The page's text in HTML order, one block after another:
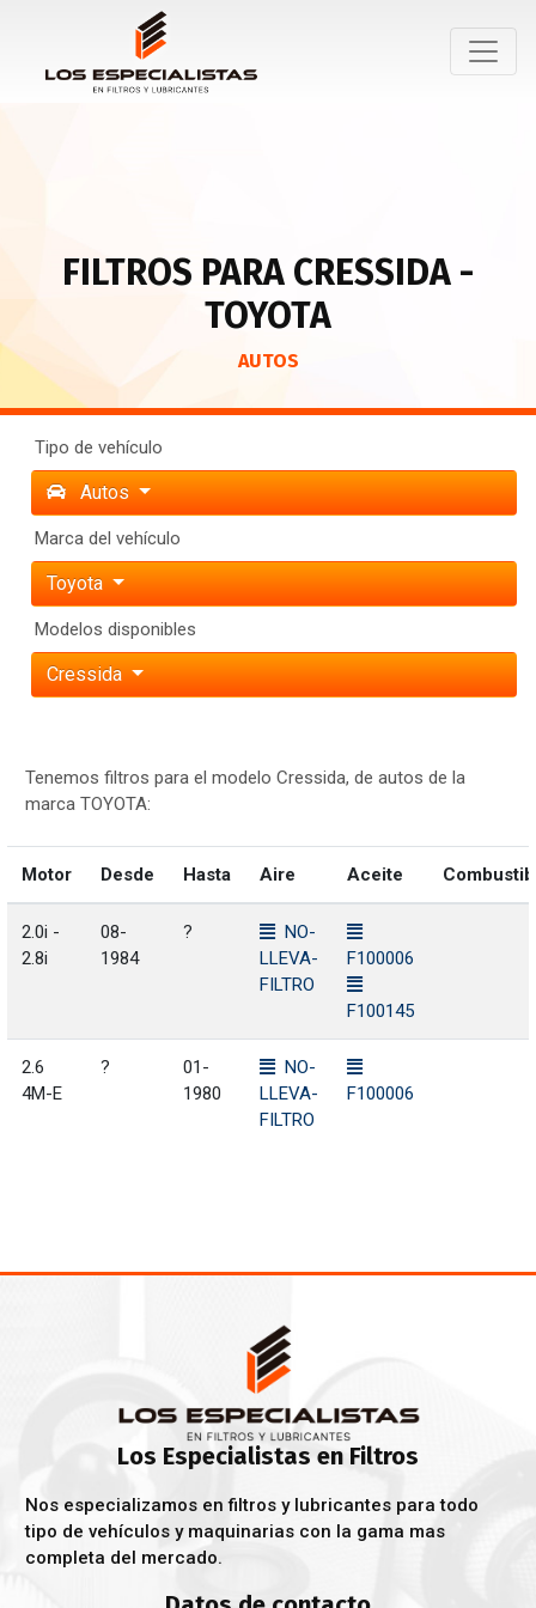
FILTROS PARA CRESSIDA -
TOYOTA
AUTOS
Tipo de vehículo
Autos
Marca del vehículo
Toyota
Modelos disponibles
Cressida
Tenemos filtros para el modelo Cressida, de autos de la
marca TOYOTA:
Motor Desde Hasta Aire Aceite
2.0i -
2.8i
08-
1984
?
NO-
LLEVA-
FILTRO
F100006
F100145
2.6
4M-E
?
01-
1980
NO-
LLEVA-
FILTRO
F100006
Los Especialistas en Filtros
Nos especializamos en filtros y lubricantes para todo
tipo de vehículos y maquinarias con la gama mas
completa del mercado.